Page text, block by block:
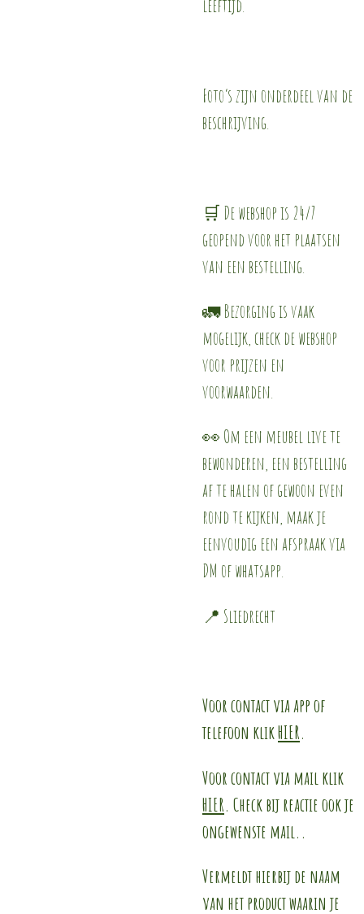
leeftijd.
Foto’s zijn onderdeel van de
beschrijving.
🛒 De webshop is 24/7
geopend voor het plaatsen
van een bestelling.
🚛 Bezorging is vaak
mogelijk, check de webshop
voor prijzen en
voorwaarden.
👀 Om een meubel live te
bewonderen, een bestelling
af te halen of gewoon even
rond te kijken, maak je
eenvoudig een afspraak via
DM of whatsapp.
📍 Sliedrecht
Voor contact via app of
telefoon klikHIER.
Voor contact via mail klik
HIER . Check bij reactie ook je
ongewenste mail..
Vermeldt hierbij de naam
van het product waarin je